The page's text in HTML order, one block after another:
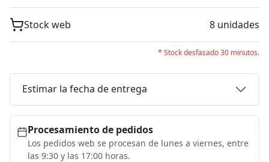
Stock web 8 unidades
* Stock desfasado 30 minutos.
Estimar la fecha de entrega
Procesamiento de pedidos
Los pedidos web se procesan de lunes a viernes, entre
las 9:30 y las 17:00 horas.